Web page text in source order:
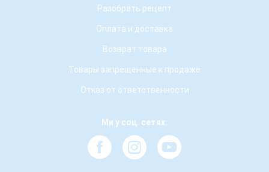
Разобрать рецепт
Оплата и доставка
Возврат товара
Товары запрещенные к продаже
Отказ от ответственности
Ми у соц. сетях: